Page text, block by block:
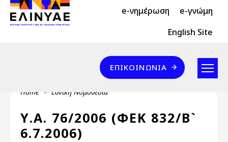
Skip to main content
Header Top 2 e-νημέρωση e-γνώμη
Header Top English Site
Επικοινωνία
ΕΠΙΚΟΙΝΩΝΊΑ
Breadcrumb
Home Εθνική Νομοθεσία
Υ.Α. 76/2006 (ΦΕΚ 832/Β`
6.7.2006)